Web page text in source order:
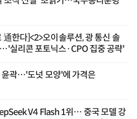
通한다]<2>오이솔루션, 광 통신 솔
실리콘 포토닉스·CPO 집중 공략'
윤곽…'도넛 모양'에 가격은
V4 Flash 1위… 중국 모델 강